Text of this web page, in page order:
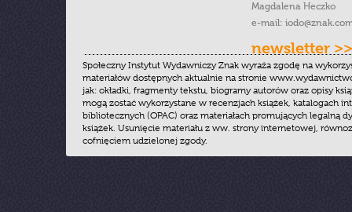
Magdalena Heczko
e-mail:
newsletter >>
Społeczny Instytut Wydawniczy Znak wyraża zgodę na
materiałów dostępnych aktualnie na stronie
jak: okładki, fragmenty tekstu, biogramy autorów oraz opisy
mogą zostać wykorzystane w recenzjach książek, katalogach
bibliotecznych (OPAC) oraz materiałach promujących legalną
książek. Usunięcie materiału z ww. strony internetowej,
cofnięciem udzielonej zgody.